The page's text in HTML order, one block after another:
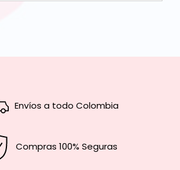
Envíos a todo Colombia
Compras 100% Seguras